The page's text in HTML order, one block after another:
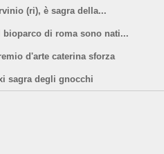
(ri), è sagra della...
bioparco di roma sono nati...
d'arte caterina sforza
sagra degli gnocchi